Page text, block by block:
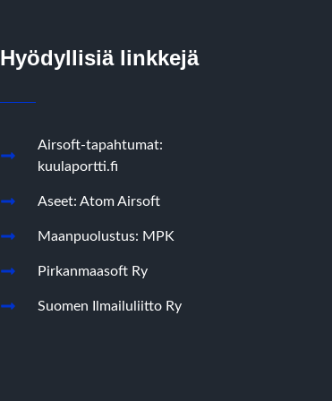
Hyödyllisiä linkkejä
Airsoft-tapahtumat:
kuulaportti.fi
Aseet: Atom Airsoft
Maanpuolustus: MPK
Pirkanmaasoft Ry
Suomen Ilmailuliitto Ry